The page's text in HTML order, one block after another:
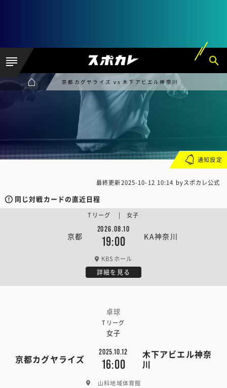
京都カグヤライズ vs 木下アビエル神奈川
最終更新2025-10-12 10:14 byスポカレ公式
同じ対戦カードの直近日程
京都
2026.08.10
19:00 KA神奈川
Tリーグ | 女子
KBSホール
詳細を見る
卓球
Tリーグ
女子
京都カグヤライズ
2025.10.12
16:00
木下アビエル神奈
川
山科地域体育館
通知設定